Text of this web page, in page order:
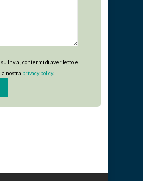
su Invia , confermi di aver letto e
nostra privacy policy.